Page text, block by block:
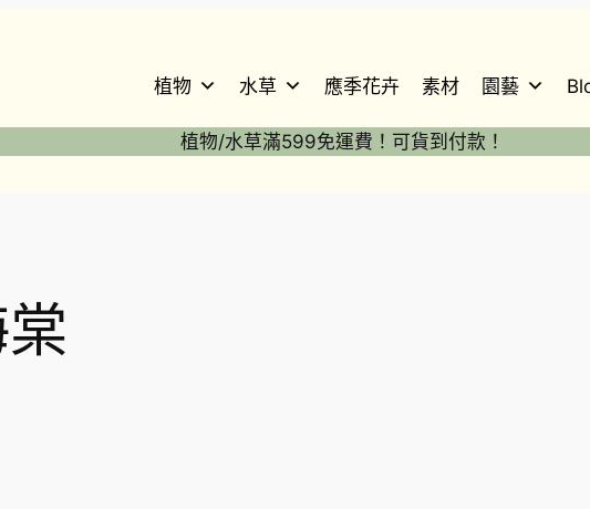
植物 水草 應季花卉 素材 園藝
植物/水草滿599免運費！可貨到付款！